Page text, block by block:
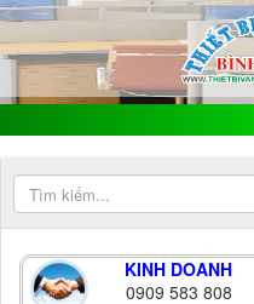
KINH DOANH
0909 583 808